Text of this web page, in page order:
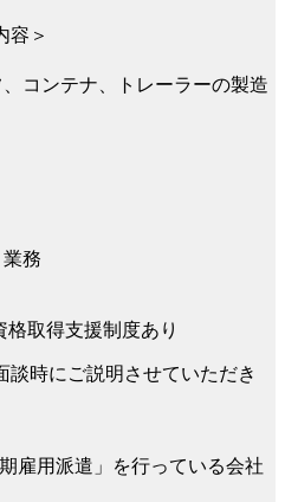
容＞
コンテナ、トレーラーの製造
務
取得支援制度あり
談時にご説明させていただき
雇用派遣」を行っている会社